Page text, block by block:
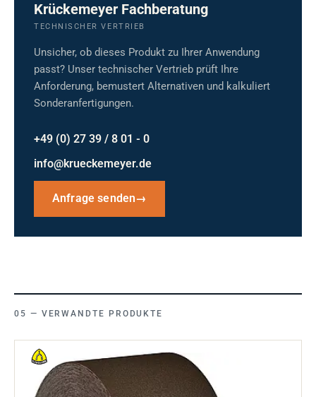
Krückemeyer Fachberatung
TECHNISCHER VERTRIEB
Unsicher, ob dieses Produkt zu Ihrer Anwendung
passt? Unser technischer Vertrieb prüft Ihre
Anforderung, bemustert Alternativen und kalkuliert
Sonderanfertigungen.
+49 (0) 27 39 / 8 01 - 0
info@krueckemeyer.de
Anfrage senden→
VERWANDTE PRODUKTE